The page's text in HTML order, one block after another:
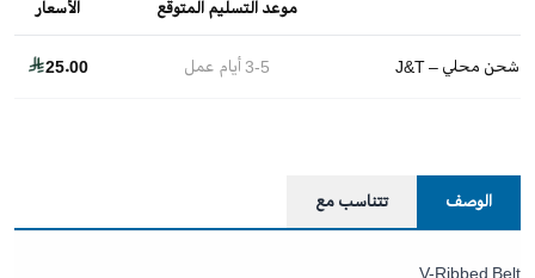
موعد التسليم المتوقع الأسعار
شحن محلي – J&T 3-5أيام عمل 25.00
الوصف تتناسب مع
V-Ribbed Belt